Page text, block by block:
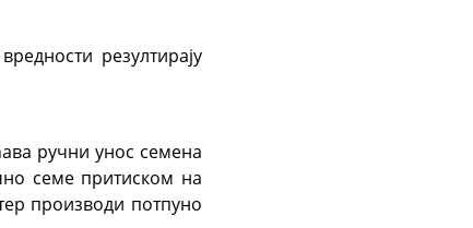
резултирају
ручни унос семена
семе притиском на
производи потпуно